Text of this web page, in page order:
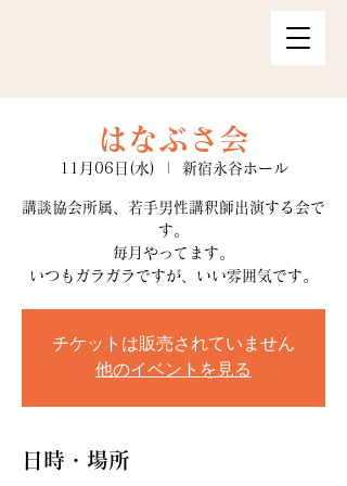
はなぶさ会
11月06日(水) 新宿永谷ホール
講談協会所属、若手男性講釈師出演する会で
す。
毎月やってます。
いつもガラガラですが、いい雰囲気です。
チケットは販売されていません
他のイベントを見る
日時・場所